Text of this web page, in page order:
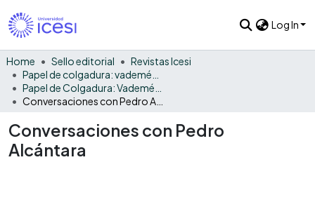
Log In
Home Sello editorial
Revistas Icesi
Conversaciones con Pedro
Alcántara